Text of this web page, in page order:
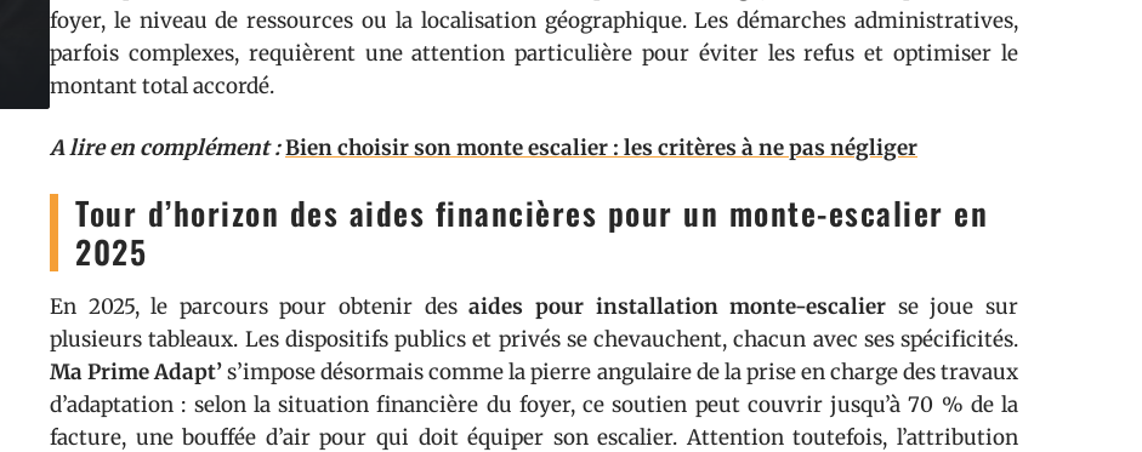
foyer, le niveau de ressources ou la localisation géographique. Les démarches administratives,
parfois complexes, requièrent une attention particulière pour éviter les refus et optimiser le
montant total accordé.
A lire en complément :Bien choisir son monte escalier : les critères à ne pas négliger
Tour d’horizon des aides financières pour un monte-escalier en
2025
En 2025, le parcours pour obtenir desaides pour installation monte-escalier se joue sur
plusieurs tableaux. Les dispositifs publics et privés se chevauchent, chacun avec ses spécificités.
Ma Prime Adapt’s’impose désormais comme la pierre angulaire de la prise en charge des travaux
d’adaptation : selon la situation financière du foyer, ce soutien peut couvrir jusqu’à 70 % de la
facture, une bouffée d’air pour qui doit équiper son escalier. Attention toutefois, l’attribution